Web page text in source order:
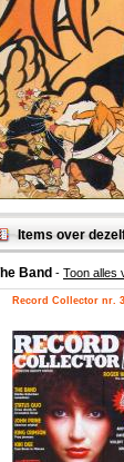
Items over
Band - Toon alles
Record Collector nr.